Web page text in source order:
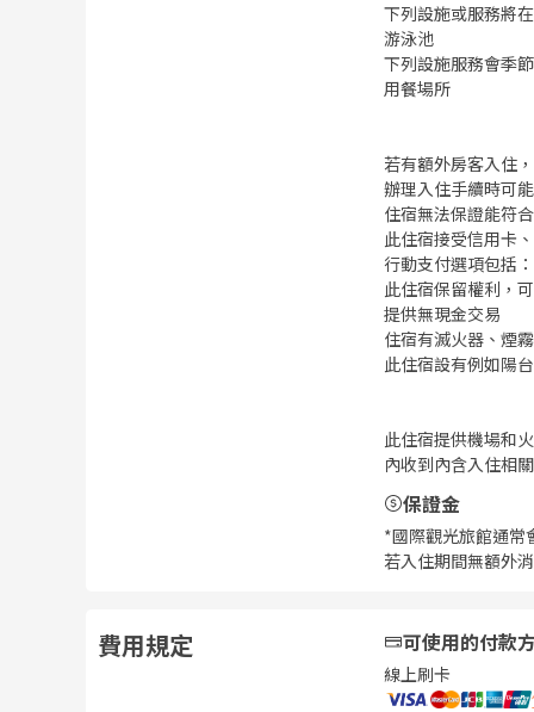
下列設施或服務將
游泳池
下列設施服務會季
用餐場所
若有額外房客入住
辦理入住手續時可
住宿無法保證能符
此住宿接受信用卡
行動支付選項包括
此住宿保留權利，
提供無現金交易
住宿有滅火器、煙
此住宿設有例如陽
此住宿提供機場和
內收到內含入住相
保證金
*國際觀光旅館通常
若入住期間無額外
費用規定 可使用的付款
線上刷卡